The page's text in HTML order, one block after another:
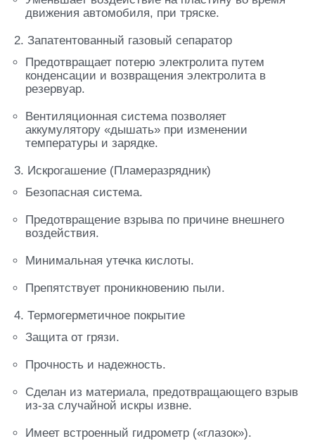
движения автомобиля, при тряске.
2. Запатентованный газовый сепаратор
Предотвращает потерю электролита путем
конденсации и возвращения электролита в
резервуар.
Вентиляционная система позволяет
аккумулятору «дышать» при изменении
температуры и зарядке.
3. Искрогашение (Пламеразрядник)
Безопасная система.
Предотвращение взрыва по причине внешнего
воздействия.
Минимальная утечка кислоты.
Препятствует проникновению пыли.
4. Термогерметичное покрытие
Защита от грязи.
Прочность и надежность.
Сделан из материала, предотвращающего взрыв
из-за случайной искры извне.
Имеет встроенный гидрометр («глазок»).